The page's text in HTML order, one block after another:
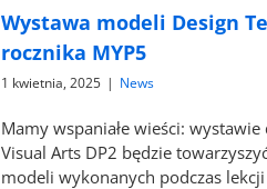
Wystawa modeli Design
rocznika MYP5
1 kwietnia, 2025 | News
Mamy wspaniałe wieści:
Visual Arts DP2 będzie
modeli wykonanych podczas